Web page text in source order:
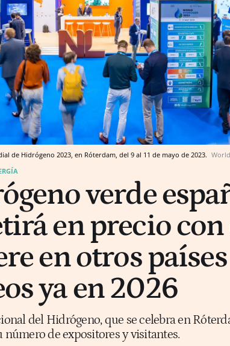
de Hidrógeno 2023, en Róterdam, del 9 al 11 de mayo de 2023.
verde
en precio con
en otros países
ya en 2026
del Hidrógeno, que se celebra en
número de expositores y visitantes.